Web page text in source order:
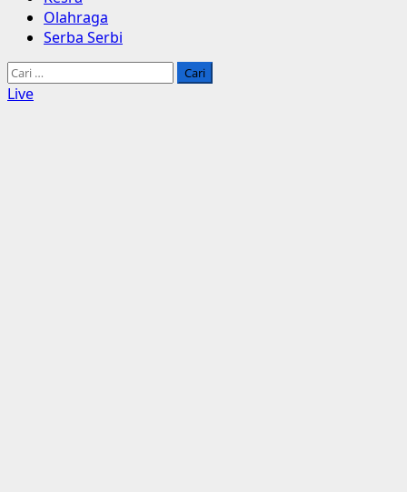
Olahraga
Serba Serbi
Cari
untuk:
Live